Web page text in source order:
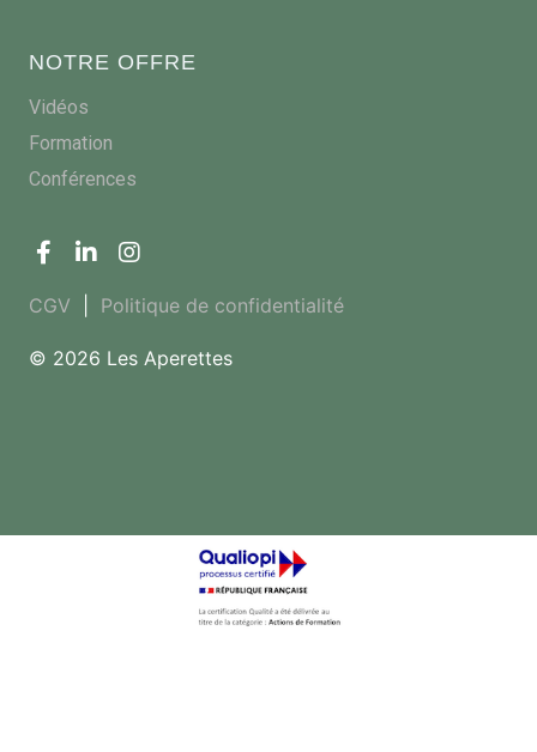
NOTRE OFFRE
Vidéos
Formation
Conférences
CGV Politique de confidentialité
© 2026 Les Aperettes